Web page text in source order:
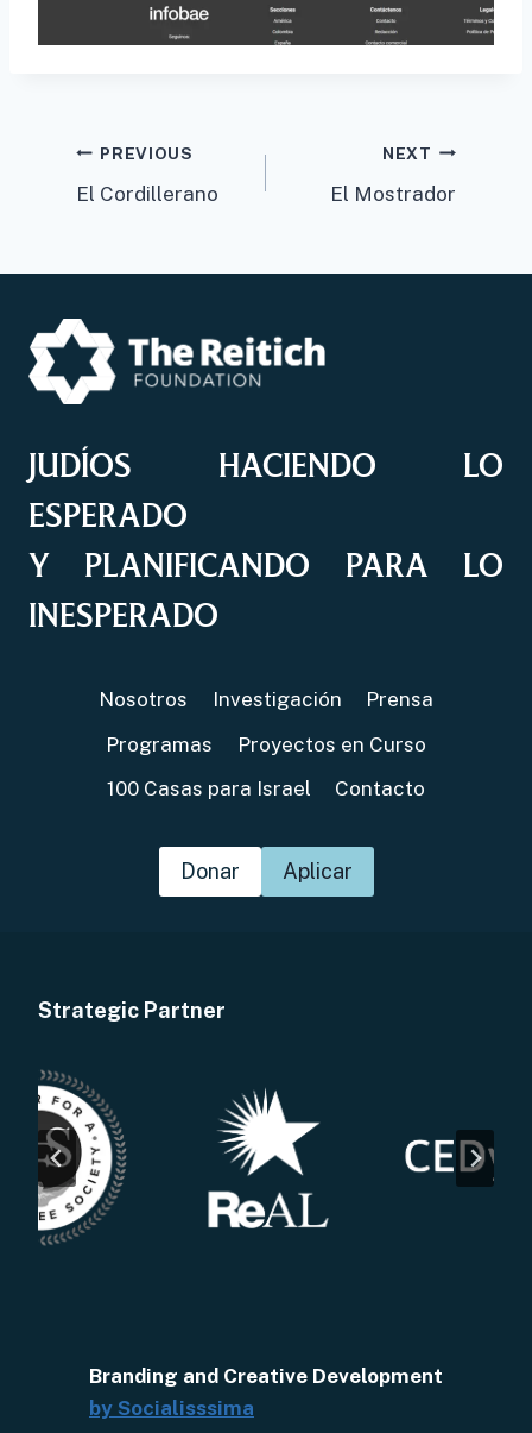
Post
navigation
PREVIOUS
El Cordillerano
NEXT
El Mostrador
JUDÍOS HACIENDO LO
ESPERADO
Y PLANIFICANDO PARA LO
INESPERADO
Nosotros Investigación
Prensa
Programas
Proyectos en Curso
100 Casas para Israel
Contacto
Donar Aplicar
Strategic Partner
Branding and Creative Development
by Socialisssima